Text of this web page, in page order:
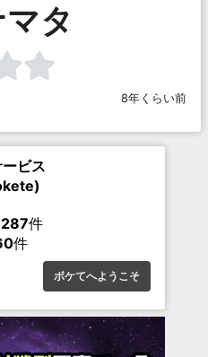
タ
8年くらい前
ビス
件
件
ボケてへようこそ